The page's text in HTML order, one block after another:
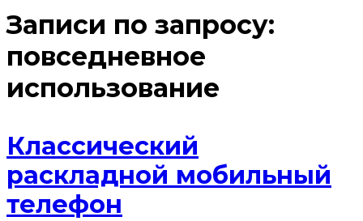
Записи по запросу:
повседневное
использование
Классический
раскладной мобильный
телефон